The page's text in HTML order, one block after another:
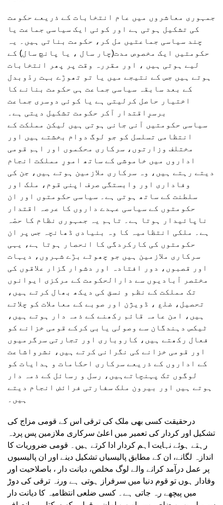
جمہوری معاشروں میں عام انتخابات کے ذریعے حکومت
کی تشکیل ہوتی ہے اور کوئی ایک سیاسی جماعت یا
چند سیاسی جماعتیں مل کر، حکومت بناتی ہیں۔ یہ
حکومتیں ایک مخصوص مدت(چار سال ، یا پانچ سال) کے
لیے ہوتی ہیں ، اور مقررہ وقت پر پھر انتخابات
ہوتے ہیں جس کے نتیجے میں یا تو تھوڑے بہت ردّوبدل
کے بعد سابقہ سیاسی جماعت ہی حکومت بنانے کا
اختیار حاصل کرلیتی ہے یا کوئی دوسری جماعت
برسرِاقتدار آکر حکومت تشکیل دیتی ہے۔
سیاسی حکومتیں آنی جانی ہوتی ہیں لیکن مملکت کے
انتظامی تسلسل کو جو لوگ دوام بخشتے ہیں اور
مختلف وزارتوں، سرکاری محکموں اور اہم قومی
اداروں میں خاموشی کے ساتھ امورِ مملکت انجام
دیتے رہتے ہیں، وہ سرکاری ملازمین ہوتے ہیں، جن کی
وفاداری اور وابستگی صرف اپنی قوم، ملک اور
سلطنت کے ساتھ ہوتی ہے۔ سیاسی حکومتوں اور ان
حکومتوں کے سیاسی عہدے داروں کا عرصہ اقتدار
ناپائیدار ہوتا ہے۔ تاہم یہ جمہوری نظام کا حصّہ
ہے۔ ملکی انتظامیہ کا وہ بنیادی ڈھانچہ جس پر ان
حکومتوں کی کارکردگی کا انحصار ہوتا ہے، یہی
سرکاری ملازمین ہیں جو چھوٹے بڑے شہروں، دیہات
اور قصبوں، دور افتادہ اور دشوار گزار علاقوں کی
مختصر آبادیوں سے دارالحکومت کے مرکزی ایوانوں
تک مملکت کے نظم و نسق کی دیکھ بھال کرتے ہیں،
تحصیل، ضلع ، ڈویژن اور صوبے کے معاملات کو چلاتے
ہیں، امن عامہ قائم رکھنے کے ذمہ دار ہوتے ہیں،
ٹیکس دہندگان سے وصولی یابی کرکے قومی خزانے کو
فعال رکھتے ہیں، کاروباری اور تجارتی سرگرمیوں
اور قومی خزانے کی نگرانی کرتے ہیں، نشرواشاعت
کے اداروں کے ذریعے سرکاری احکامات و ہدایات کو
لوگوں تک پہنچاتےہیں، رسل و رسائل کے ذمہ دار
ہوتے ہیں اور بیرون ملک سفارتی فرائض انجام دیتے
ہیں۔
درحقیقت کسی بھی ملک کی ترقی اس کے قومی مزاج کی
تشکیل اور کردار کی تعمیر میں اعلیٰ سرکاری ملازمین پس پردہ
رہتے ہوئے نہایت اہم کردار ادا کرتے ہیں۔ قومی ضروریات کا
اندازہ لگانے، ان کے مطابق پالیسیاں تشکیل دینے اور ان پالیسیوں
پر عمل درآمد کرانے والے لوگ مخلص، دیانت دار ، باصلاحیت اور
وفادار ہوں تو قوم دنیا میں سرفراز ہوتی ہے ورنہ ترقی کی دوڑ
میں پیچھے رہ جاتی ہے۔ کسی ضلعی انتظامیہ کا دیانت دار